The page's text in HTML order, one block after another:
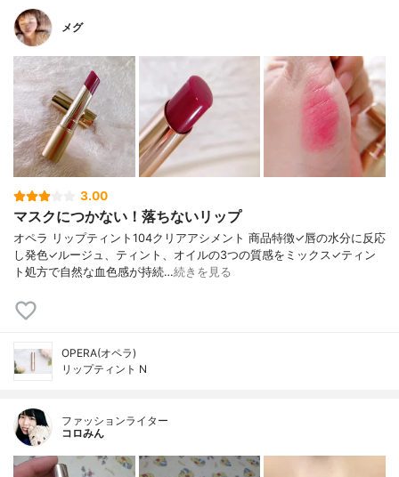
メグ
3.00
マスクにつかない！落ちないリップ
オペラ リップティント104クリアアシメント 商品特徴✓唇の水分に反応
し発色✓ルージュ、ティント、オイルの3つの質感をミックス✓ティン
ト処方で自然な血色感が持続…続きを見る
OPERA(オペラ)
リップティント N
ファッションライター
コロみん